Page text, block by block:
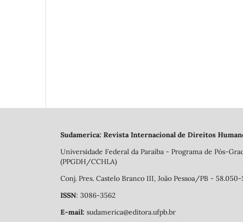
Sudamerica: Revista Internacional de Direitos
Universidade Federal da Paraíba - Programa de Pós-
(PPGDH/CCHLA)
Conj. Pres. Castelo Branco III, João Pessoa/PB - 58.050-
ISSN: 3086-3562
E-mail: sudamerica@editora.ufpb.br